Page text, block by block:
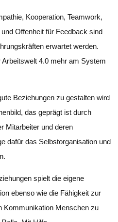
Kooperation, Teamwork,
Offenheit für Feedback sind
erwartet werden.
4.0 mehr am System
Beziehungen zu gestalten wird
das geprägt ist durch
Mitarbeiter und deren
dafür das Selbstorganisation und
spielt die eigene
ebenso wie die Fähigkeit zur
Kommunikation Menschen zu